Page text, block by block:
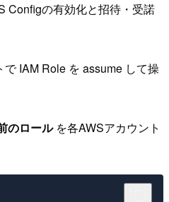
Configの有効化と招待・受諾
IAM Role を assume して操
のロールを各AWSアカウント